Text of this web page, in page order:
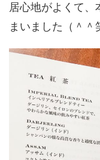
居心地がよくて、
まいました（＾＾